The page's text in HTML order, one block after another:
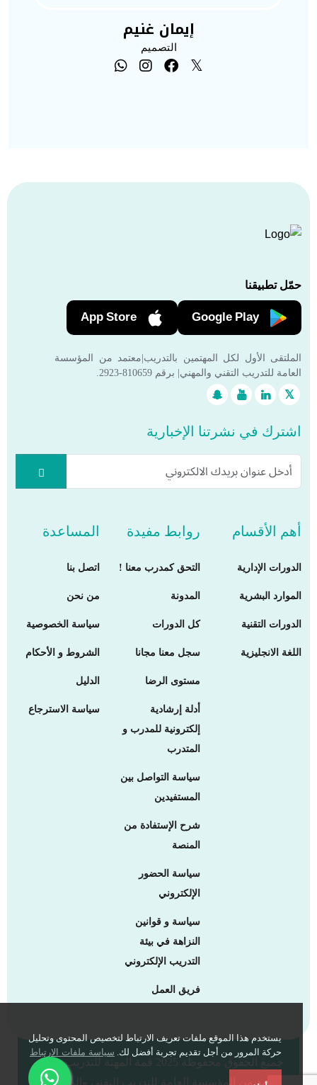
يستخدم هذا الموقع ملفات تعريف الارتباط لتخصيص المحتوى وتحليل
حركة المرور من أجل تقديم تجربة أفضل لك. سياسة ملفات الارتباط
إيمان غنيم
التصميم
حمّل تطبيقنا
Google Play
App Store
الملتقى الأول لكل المهتمين بالتدريب|معتمد من المؤسسة
العامة للتدريب التقني والمهني| برقم 810659-2923.
اشترك في نشرتنا الإخبارية
أهم الأقسام
الدورات الإدارية
الموارد البشرية
الدورات التقنية
اللغة الانجليزية
روابط مفيدة
التحق كمدرب معنا !
المدونة
كل الدورات
سجل معنا مجانا
مستوى الرضا
أدلة إرشادية
إلكترونية للمدرب و
المتدرب
سياسة التواصل بين
المستفيدين
شرح الإستفادة من
المنصة
سياسة الحضور
الإلكتروني
سياسة و قوانين
النزاهة في بيئة
التدريب الإلكتروني
فريق العمل
المساعدة
اتصل بنا
من نحن
سياسة الخصوصية
الشروط و الأحكام
الدليل
سياسة الاسترجاع
جميع الحقوق محفوظة 2025 قمة المهنة للتدريب -
معتمد من المؤسسة العامة للتدريب التقني والمهني -